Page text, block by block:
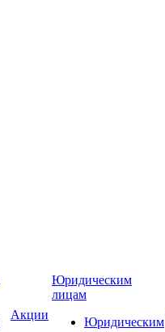
Акции
Юридическим
лицам
Юридическим